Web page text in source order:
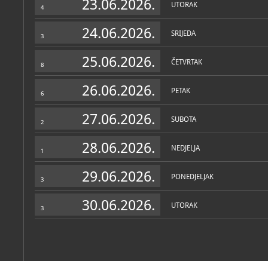
4 23.06.2026. UTORAK
3 24.06.2026. SRIJEDA
8 25.06.2026. ČETVRTAK
6 26.06.2026. PETAK
2 27.06.2026. SUBOTA
1 28.06.2026. NEDJELJA
3 29.06.2026. PONEDJELJAK
3 30.06.2026. UTORAK